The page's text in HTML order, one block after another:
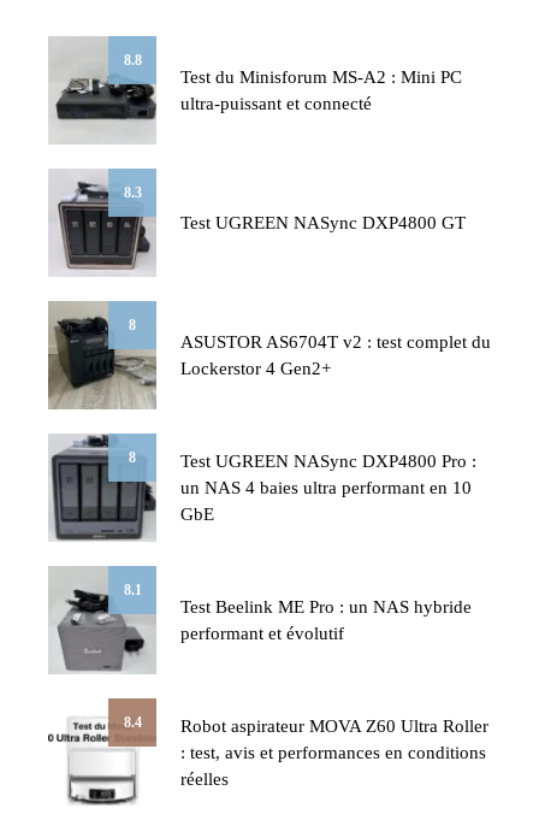
8.8
Test du Minisforum MS-A2 : Mini PC
ultra-puissant et connecté
8.3
Test UGREEN NASync DXP4800 GT
8
ASUSTOR AS6704T v2 : test complet du
Lockerstor 4 Gen2+
8
Test UGREEN NASync DXP4800 Pro :
un NAS 4 baies ultra performant en 10
GbE
8.1
Test Beelink ME Pro : un NAS hybride
performant et évolutif
8.4
Robot aspirateur MOVA Z60 Ultra Roller
: test, avis et performances en conditions
réelles